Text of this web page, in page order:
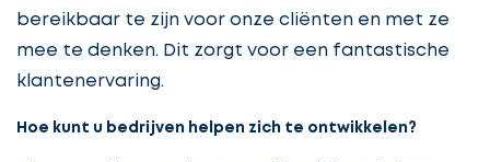
bereikbaar te zijn voor onze cliënten en met ze
mee te denken. Dit zorgt voor een fantastische
klantenervaring.
Hoe kunt u bedrijven helpen zich te ontwikkelen?